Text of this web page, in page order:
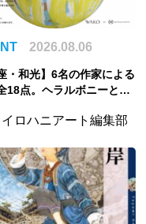
2026.08.06
・和光】6名の作家による
18点。ヘラルボニーとの
6日開催
イロハニアート編集部